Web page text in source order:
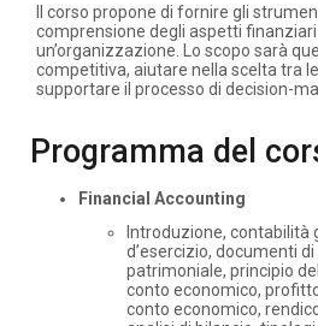
Il corso propone di fornire gli
comprensione degli aspetti
un’organizzazione. Lo scopo sarà
competitiva, aiutare nella scelta tra
supportare il processo di decision-
Programma del
Financial Accounting
Introduzione, contabilità
d’esercizio, documenti
patrimoniale, principio
conto economico,
conto economico,